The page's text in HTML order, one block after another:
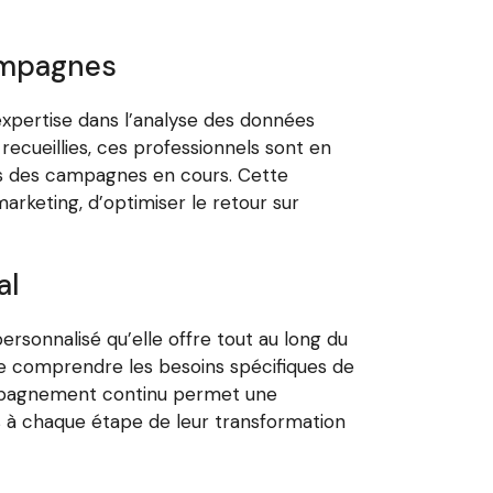
dans l’analyse des données
ces professionnels sont en
campagnes en cours. Cette
d’optimiser le retour sur
qu’elle offre tout au long du
comprendre les besoins spécifiques de
continu permet une
chaque étape de leur transformation